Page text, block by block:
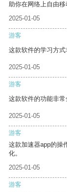
助你在网络上自由移
2025-01-05
游客
这款软件的学习方式
2025-01-05
游客
这款软件的功能非常
2025-01-05
游客
这款加速器app的操
化。
2025-01-05
游客